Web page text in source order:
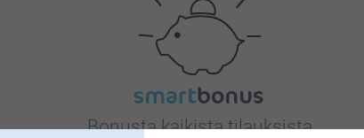
Bonusta kaikista tilauksista